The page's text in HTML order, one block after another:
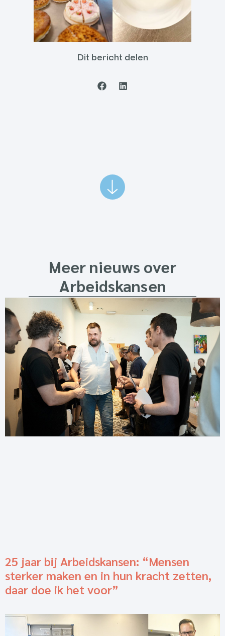
Dit bericht delen
Meer nieuws over
Arbeidskansen
25 jaar bij Arbeidskansen: “Mensen
sterker maken en in hun kracht zetten,
daar doe ik het voor”